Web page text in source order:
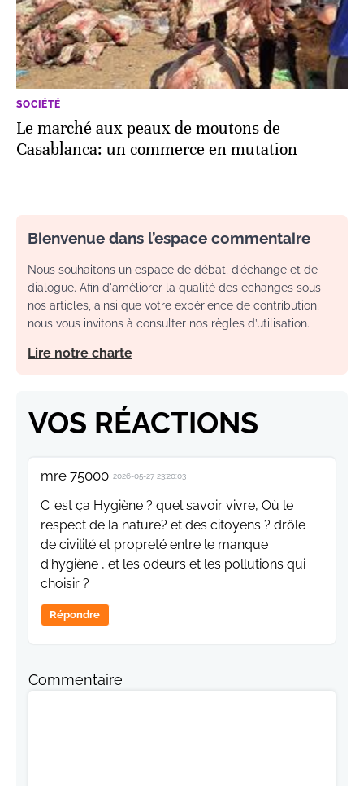
SOCIÉTÉ
Le marché aux peaux de moutons de
Casablanca: un commerce en mutation
Bienvenue dans l’espace commentaire
Nous souhaitons un espace de débat, d’échange et de
dialogue. Afin d'améliorer la qualité des échanges sous
nos articles, ainsi que votre expérience de contribution,
nous vous invitons à consulter nos règles d’utilisation.
Lire notre charte
VOS RÉACTIONS
mre 75000 2026-05-27 23:20:03
C 'est ça Hygiène ? quel savoir vivre, Où le
respect de la nature? et des citoyens ? drôle
de civilité et propreté entre le manque
d'hygiène , et les odeurs et les pollutions qui
choisir ?
Répondre
Commentaire